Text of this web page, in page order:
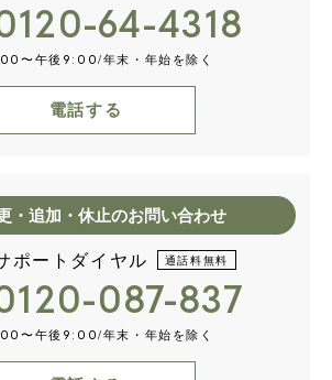
64-4318
〜午後 9:00/年末・年始を除く
電話する
・追加・休止のお問い合わせ
ポートダイヤル 通話料無料
087-837
〜午後 9:00/年末・年始を除く